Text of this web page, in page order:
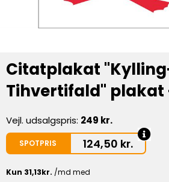
Citatplakat
Tihvertifald" plakat
Vejl. udsalgspris: 249 kr.
SPOTPRIS 124,50 kr.